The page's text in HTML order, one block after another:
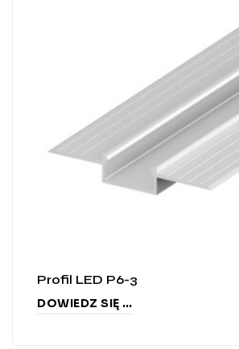
Profil LED P6-3
DOWIEDZ SIĘ WIĘCEJ